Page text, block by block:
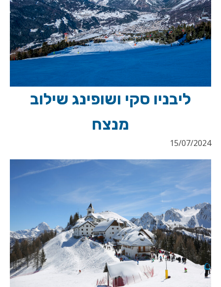
ליבניו סקי ושופינג שילוב
מנצח
15/07/2024